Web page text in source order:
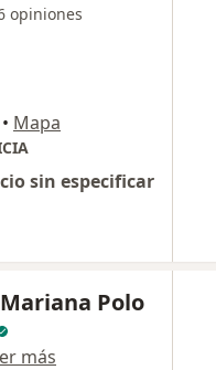
opiniones
• Mapa
sin especificar
Polo
más